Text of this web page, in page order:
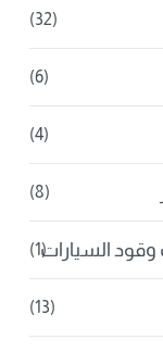
(32)
(6)
(4)
(8)
السيارات
(1)
(13)